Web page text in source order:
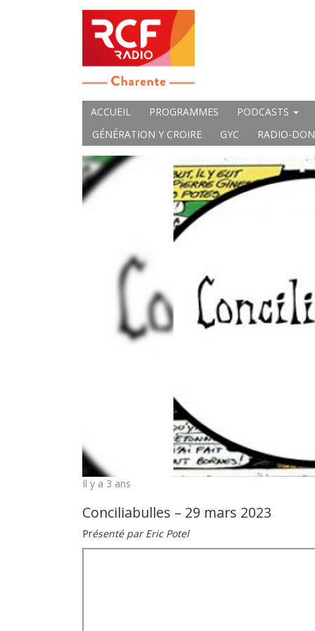
ACCUEIL PROGRAMMES PODCASTS
GÉNÉRATION Y CROIRE
GYC RADIO-
Il y a 3 ans
Conciliabulles – 29 mars 2023
Présenté par Eric Potel